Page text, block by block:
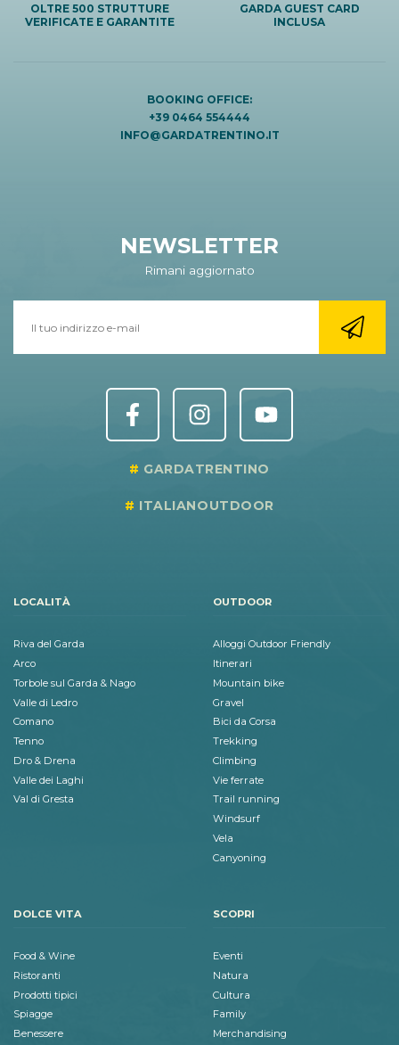
OLTRE 500 STRUTTURE
VERIFICATE E GARANTITE
GARDA GUEST CARD
INCLUSA
BOOKING OFFICE:
+39 0464 554444
INFO@GARDATRENTINO.IT
NEWSLETTER
Rimani aggiornato
GARDATRENTINO
ITALIANOUTDOOR
LOCALITÀ
Riva del Garda
Arco
Torbole sul Garda & Nago
Valle di Ledro
Comano
Tenno
Dro & Drena
Valle dei Laghi
Val di Gresta
OUTDOOR
Alloggi Outdoor Friendly
Itinerari
Mountain bike
Gravel
Bici da Corsa
Trekking
Climbing
Vie ferrate
Trail running
Windsurf
Vela
Canyoning
DOLCE VITA
Food & Wine
Ristoranti
Prodotti tipici
Spiagge
Benessere
SCOPRI
Eventi
Natura
Cultura
Family
Merchandising